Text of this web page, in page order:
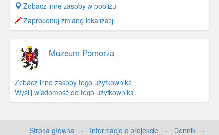
+
−
Zobacz inne zasoby w pobliżu
Zaproponuj zmianę lokalizacji
Muzeum Pomorza
Zobacz inne zasoby tego użytkownika
Wyślij wiadomość do tego użytkownika
Strona główna · Informacje o projekcie · Cennik
·